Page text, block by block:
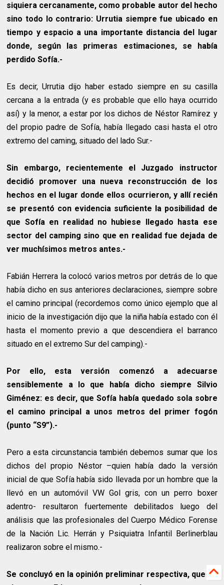
siquiera cercanamente, como probable autor del hecho
sino todo lo contrario: Urrutia siempre fue ubicado en
tiempo y espacio a una importante distancia del lugar
donde, según las primeras estimaciones, se había
perdido Sofía.-
Es decir, Urrutia dijo haber estado siempre en su casilla
cercana a la entrada (y es probable que ello haya ocurrido
así) y la menor, a estar por los dichos de Néstor Ramírez y
del propio padre de Sofía, había llegado casi hasta el otro
extremo del caming, situado del lado Sur.-
Sin embargo, recientemente el Juzgado instructor
decidió promover una nueva reconstrucción de los
hechos en el lugar donde ellos ocurrieron, y allí recién
se presentó con evidencia suficiente la posibilidad de
que Sofía en realidad no hubiese llegado hasta ese
sector del camping sino que en realidad fue dejada de
ver muchísimos metros antes.-
Fabián Herrera la colocó varios metros por detrás de lo que
había dicho en sus anteriores declaraciones, siempre sobre
el camino principal (recordemos como único ejemplo que al
inicio de la investigación dijo que la niña había estado con él
hasta el momento previo a que descendiera el barranco
situado en el extremo Sur del camping).-
Por ello, esta versión comenzó a adecuarse
sensiblemente a lo que había dicho siempre Silvio
Giménez: es decir, que Sofía había quedado sola sobre
el camino principal a unos metros del primer fogón
(punto “S9”).-
Pero a esta circunstancia también debemos sumar que los
dichos del propio Néstor –quien había dado la versión
inicial de que Sofía había sido llevada por un hombre que la
llevó en un automóvil VW Gol gris, con un perro boxer
adentro- resultaron fuertemente debilitados luego del
análisis que las profesionales del Cuerpo Médico Forense
de la Nación Lic. Herrán y Psiquiatra Infantil Berlinerblau
realizaron sobre el mismo.-
Se concluyó en la opinión preliminar respectiva, que “…